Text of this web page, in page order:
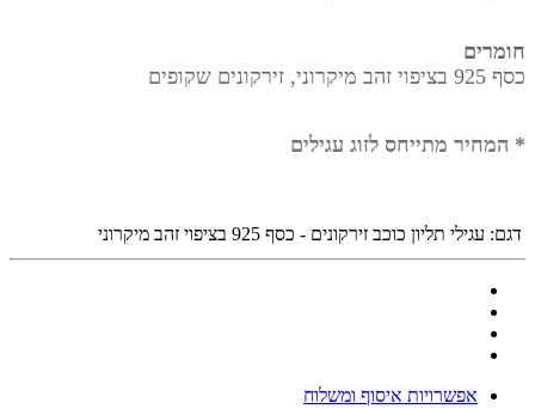
חומרים
כסף 925 בציפוי זהב מיקרוני, זירקונים שקופים
* המחיר מתייחס לזוג עגילים
דגם: עגילי תליון כוכב זירקונים - כסף 925 בציפוי זהב מיקרוני
אפשרויות איסוף ומשלוח